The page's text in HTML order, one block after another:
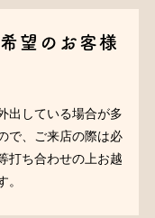
望のお客様
出している場合が多
で、ご来店の際は必
打ち合わせの上お越
。